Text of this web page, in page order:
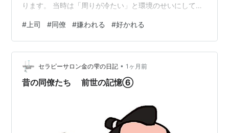
ります。 当時は「周りが冷たい」と環境のせいにしてい
いない「何気ない日常の態度」に隠れていました。 もち
ろん、職場の全員に好かれる必要なんてありません。 で
も、一日の大半を過ごす場所として、お互いにストレス
なく、できれば笑顔で働きたいもの。 今回は私の苦い失
敗談も交えながら、職場で敬遠されやすいNG行動と、今
# 上司 #同僚 #嫌われる #好かれる
セラピーサロン金の雫の日記 • 1ヶ月前
昔の同僚たち 前世の記憶⑥